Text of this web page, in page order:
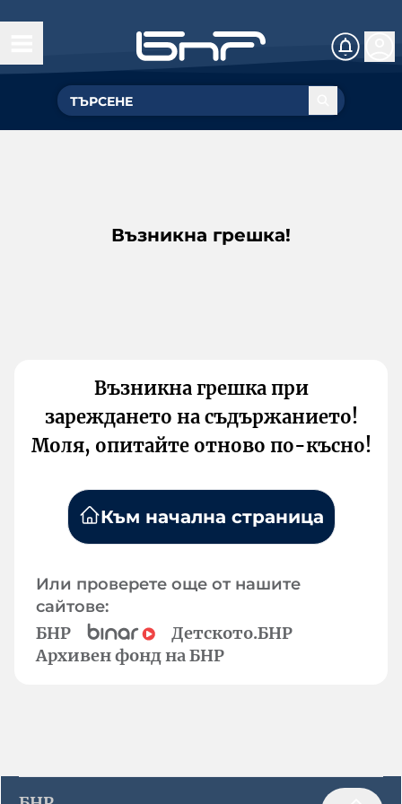
Възникна грешка!
Възникна грешка при
зареждането на съдържанието!
Моля, опитайте отново по-късно!
Към начална страница
Или проверете още от нашите
сайтове:
БНР
Детското.БНР
Архивен фонд на БНР